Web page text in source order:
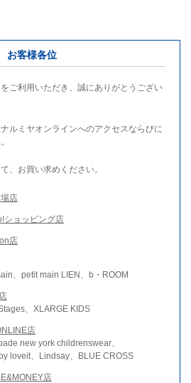
お客様各位
ご利用いただき、誠にありがとうござい
ルミヤオンラインへのアクセスならびに
、お買い求めください。
店
ショッピング店
店
、petit main LIEN、b・ROOM
、XLARGE KIDS
店
new york childrenswear、
loveit、Lindsay、BLUE CROSS
店